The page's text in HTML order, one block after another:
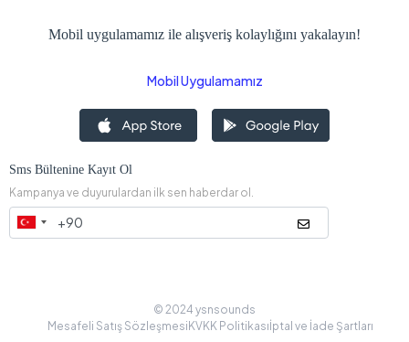
Mobil uygulamamız ile alışveriş kolaylığını yakalayın!
Mobil Uygulamamız
Sms Bültenine Kayıt Ol
Kampanya ve duyurulardan ilk sen haberdar ol.
© 2024 ysnsounds
Mesafeli Satış Sözleşmesi KVKK Politikasıİptal ve İade Şartları